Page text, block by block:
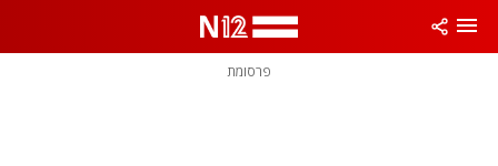
פרסומת